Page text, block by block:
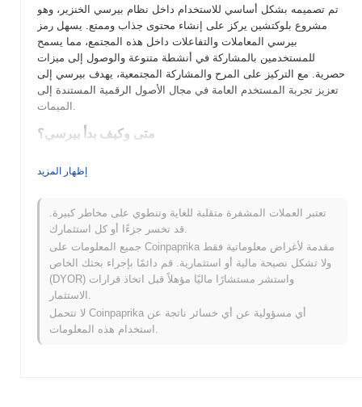
تم تصميمه بشكل أساسي للاستخدام داخل نظام بيرسي الخنزير، وهو
مشروع بلوكتشين يركز على إنشاء محتوى جذاب وممتع. يسهل رمز
بيرسي المعاملات والتفاعلات داخل هذه المجتمع، مما يسمح
للمستخدمين بالمشاركة في أنشطة متنوعة والوصول إلى ميزات
حصرية. مع التركيز على المرح والمشاركة المجتمعية، يهدف بيرسي إلى
تعزيز تجربة المستخدم العامة في مجال الأصول الرقمية المستندة إلى
الميمات.
متى وكيف بدأ بيرسي؟
الميمات مستوحاة من الشخصية الشهيرة بيرسي الخنزير. تم تطويره
في مجال العملات المشفرة. حصل المشروع على زخم من خلال
إدراجاته الأولية على منصات تبادل لامركزية مختلفة، مما ساهم في بناء
مجتمع متزايد من المؤيدين. تضمنت الأحداث الرئيسية في تطويره
المبكر حملات تسويقية ناجحة وتعاونات زادت من الرؤية والمشاركة في
ما الذي ينتظر بيرسي؟
يستعد بيرسي (PERCY) لمرحلة مثيرة مع تحديثات خارطة الطريق
الأخيرة، مع التركيز على تعزيز المشاركة المجتمعية وتوسيع نظامه
إظهار المزيد
تعتبر العملات المشفرة متقلبة للغاية وتنطوي على مخاطر كبيرة.
قد تخسر جزءًا أو كل استثمارك.
جميع المعلومات على Coinpaprika مقدمة لأغراض معلوماتية فقط
ولا تشكل نصيحة مالية أو استثمارية. قم دائمًا بإجراء بحثك الخاص
(DYOR) واستشر مستشارًا ماليًا مؤهلاً قبل اتخاذ قرارات
لا تتحمل Coinpaprika أي مسؤولية عن أي خسائر ناتجة عن